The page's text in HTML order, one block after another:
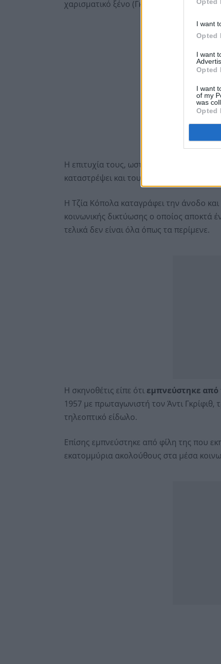
I want
Opted
I want
Opted
I want
of my
was
Opted
χαρισματικό ξένο (Γκάρφιλντ).
Η επιτυχία τους, ωστόσο, έχει τίμημα
καταστρέψει και τους δύο.
Η Τζία Κόπολα καταγράφει την άνοδο
κοινωνικής δικτύωσης ο οποίος αποκτά
τελικά δεν είναι όλα όπως τα περίμενε.
Η σκηνοθέτις είπε ότι εμπνεύστηκε από
1957 με πρωταγωνιστή τον Άντι Γκρίφιθ,
τηλεοπτικό είδωλο.
Επίσης εμπνεύστηκε από φίλη της που
εκατομμύρια ακολούθους στα μέσα